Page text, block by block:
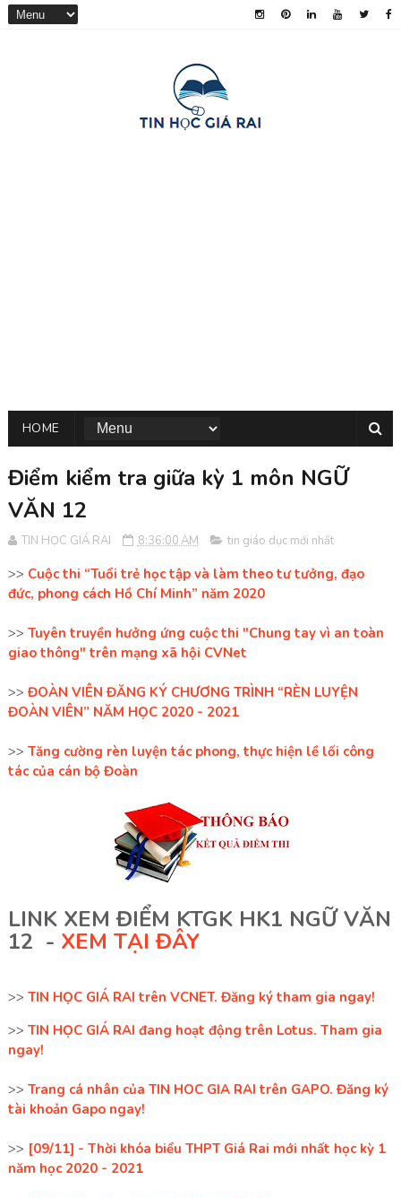
HOME
Điểm kiểm tra giữa kỳ 1 môn NGỮ
VĂN 12
TIN HỌC GIÁ RAI 8:36:00 AM tin giáo dục mới nhất
>> Cuộc thi “Tuổi trẻ học tập và làm theo tư tưởng, đạo
đức, phong cách Hồ Chí Minh” năm 2020
>> Tuyên truyền hưởng ứng cuộc thi "Chung tay vì an toàn
giao thông" trên mạng xã hội CVNet
>>ĐOÀN VIÊN ĐĂNG KÝ CHƯƠNG TRÌNH “RÈN LUYỆN
ĐOÀN VIÊN” NĂM HỌC 2020 - 2021
>> Tăng cường rèn luyện tác phong, thực hiện lề lối công
tác của cán bộ Đoàn
LINK XEM ĐIỂM KTGK HK1 NGỮ VĂN
12 - XEM TẠI ĐÂY
>> TIN HỌC GIÁ RAI trên VCNET. Đăng ký tham gia ngay!
>> TIN HỌC GIÁ RAI đang hoạt động trên Lotus. Tham gia
ngay!
>> Trang cá nhân của TIN HOC GIA RAI trên GAPO. Đăng ký
tài khoản Gapo ngay!
>> [09/11] - Thời khóa biểu THPT Giá Rai mới nhất học kỳ 1
năm học 2020 - 2021